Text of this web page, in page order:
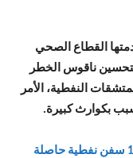
القطاع الصحي
ناقوس الخطر
النفطية، الأمر
بكوارث كبيرة.
10 سفن نفطية حاصلة